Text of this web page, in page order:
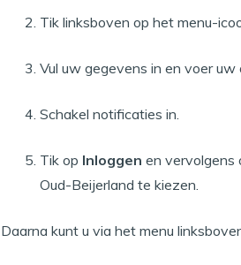
Tik linksboven op het menu-
Vul uw gegevens in en voer uw
Schakel notificaties in.
Tik op Inloggen en vervolgens
Oud-Beijerland te kiezen.
Daarna kunt u via het menu